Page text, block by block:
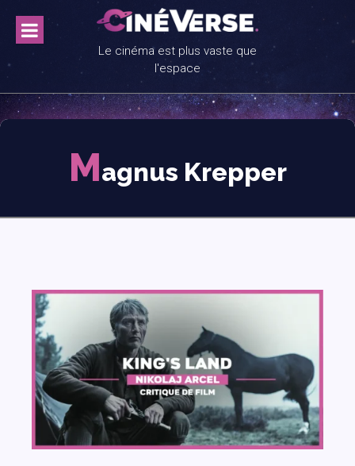
content
Le cinéma est plus vaste que
l'espace
Magnus Krepper